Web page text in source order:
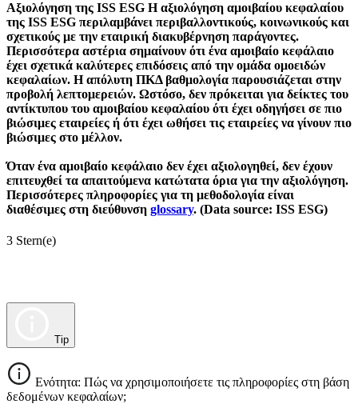
Αξιολόγηση της ISS ESG Η αξιολόγηση αμοιβαίου κεφαλαίου
της ISS ESG περιλαμβάνει περιβαλλοντικούς, κοινωνικούς και
σχετικούς με την εταιρική διακυβέρνηση παράγοντες.
Περισσότερα αστέρια σημαίνουν ότι ένα αμοιβαίο κεφάλαιο
έχει σχετικά καλύτερες επιδόσεις από την ομάδα ομοειδών
κεφαλαίων. Η απόλυτη ΠΚΔ βαθμολογία παρουσιάζεται στην
προβολή λεπτομερειών. Ωστόσο, δεν πρόκειται για δείκτες του
αντίκτυπου του αμοιβαίου κεφαλαίου ότι έχει οδηγήσει σε πιο
βιώσιμες εταιρείες ή ότι έχει ωθήσει τις εταιρείες να γίνουν πιο
βιώσιμες στο μέλλον.
Όταν ένα αμοιβαίο κεφάλαιο δεν έχει αξιολογηθεί, δεν έχουν
επιτευχθεί τα απαιτούμενα κατώτατα όρια για την αξιολόγηση.
Περισσότερες πληροφορίες για τη μεθοδολογία είναι
διαθέσιμες στη διεύθυνση glossary. (Data source: ISS ESG)
3 Stern(e)
Tip
Ενότητα: Πώς να χρησιμοποιήσετε τις πληροφορίες στη βάση
δεδομένων κεφαλαίων;